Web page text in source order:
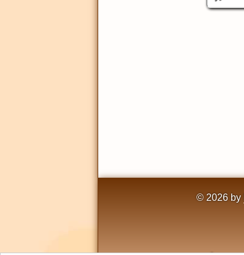
© 2026 by